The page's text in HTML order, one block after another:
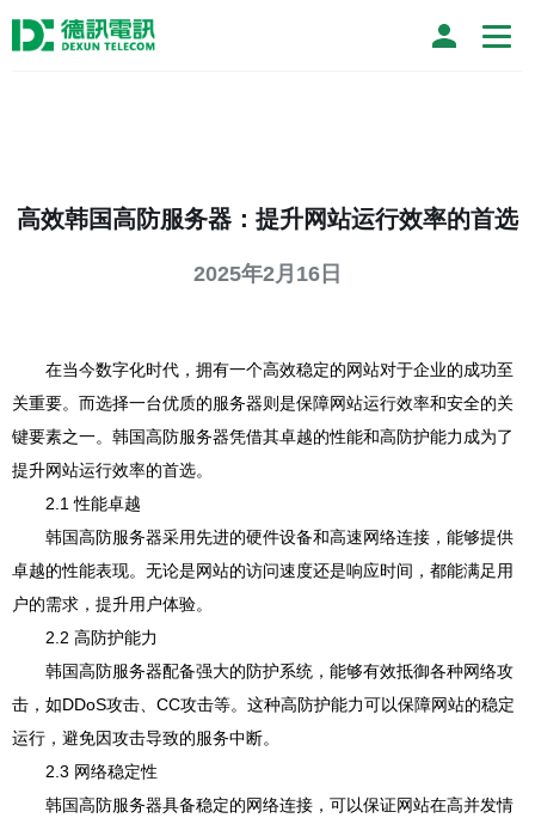
高效韩国高防服务器：提升网站运行效率的首选
2025年2月16日
在当今数字化时代，拥有一个高效稳定的网站对于企业的成功至
关重要。而选择一台优质的服务器则是保障网站运行效率和安全的关
键要素之一。韩国高防服务器凭借其卓越的性能和高防护能力成为了
提升网站运行效率的首选。
2.1 性能卓越
韩国高防服务器采用先进的硬件设备和高速网络连接，能够提供
卓越的性能表现。无论是网站的访问速度还是响应时间，都能满足用
户的需求，提升用户体验。
2.2 高防护能力
韩国高防服务器配备强大的防护系统，能够有效抵御各种网络攻
击，如DDoS攻击、CC攻击等。这种高防护能力可以保障网站的稳定
运行，避免因攻击导致的服务中断。
2.3 网络稳定性
韩国高防服务器具备稳定的网络连接，可以保证网站在高并发情